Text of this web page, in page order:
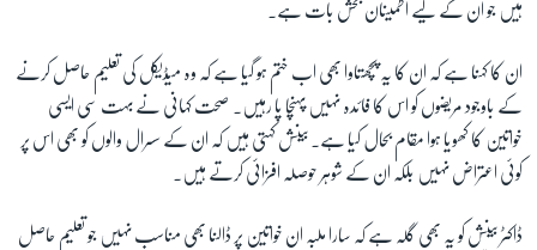
ہیں جو ان کے لیے اطمینان بخش بات ہے۔
ان کا کہنا ہے کہ ان کا یہ پچھتاوا بھی اب ختم ہو گیا ہے کہ وہ میڈیکل کی تعلیم حاصل کرنے
کے باوجود مریضوں کو اس کا فائدہ نہیں پہنچا پا رہیں۔ صحت کہانی نے بہت سی ایسی
خواتین کا کھویا ہوا مقام بحال کیا ہے۔ بینش کہتی ہیں کہ ان کے سسرال والوں کو بھی اس پر
کوئی اعتراض نہیں بلکہ ان کے شوہر حوصلہ افزائی کرتے ہیں۔
ڈاکٹر بینش کو یہ بھی گلہ ہے کہ سارا ملبہ ان خواتین پر ڈالنا بھی مناسب نہیں جو تعلیم حاصل